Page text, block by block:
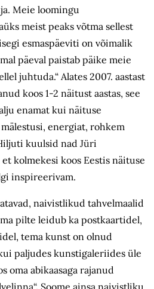
Meie loomingu
meist peaks võtma sellest
esmaspäeviti on võimalik
päeval paistab päike meie
juhtuda.“ Alates 2007. aastast
koos 1-2 näitust aastas, see
enamat kui näituse
energiat, rohkem
kuulsid nad Jüri
kolmekesi koos Eestis näituse
inspireerivam.
naivistlikud tahvelmaalid
pilte leidub ka postkaartidel,
tema kunst on olnud
paljudes kunstigaleriides üle
oma abikaasaga rajanud